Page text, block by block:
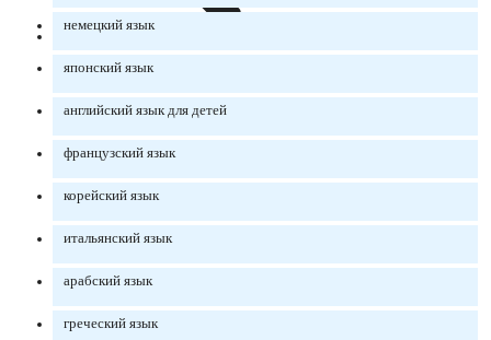
немецкий язык
японский язык
английский язык для детей
французский язык
корейский язык
итальянский язык
арабский язык
греческий язык